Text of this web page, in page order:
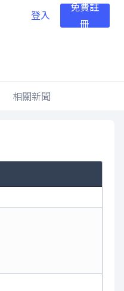
登入
免費註
冊
相關新聞